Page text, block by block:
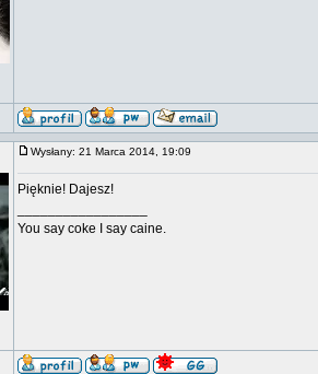
Wysłany: 21 Marca 2014, 19:09
Pięknie! Dajesz!
You say coke I say caine.